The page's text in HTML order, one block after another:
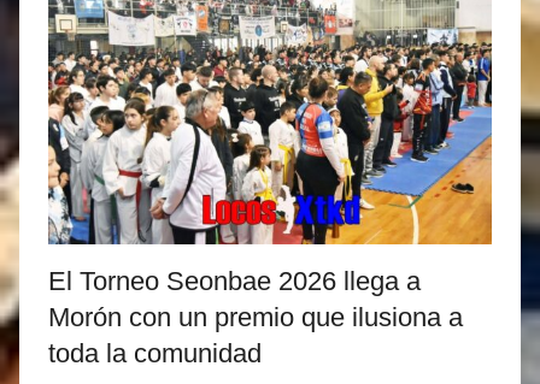
El Torneo Seonbae 2026 llega a
Morón con un premio que ilusiona a
toda la comunidad